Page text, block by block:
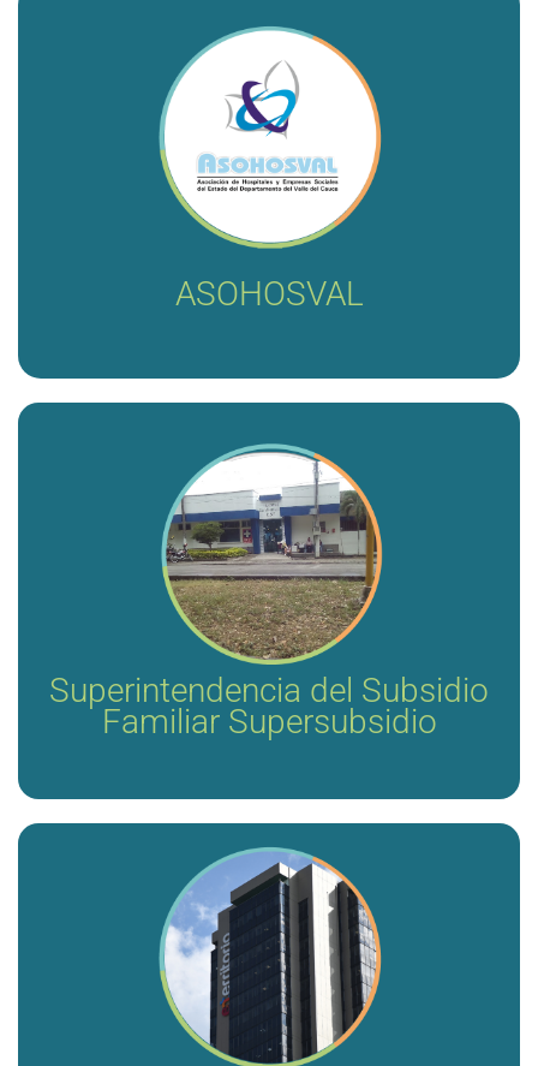
ASOHOSVAL
Diseño e implementación y gestión del proceso de
costeo en seis (6) hospitales asociados a Asohosval
1. Hospital Santa Catalina del Cairo
2. Hospital Nuestra Señora de los Santos de la
Victoria
3. Hospital San Roque de Guacarí
4. Hospital Santa Margarita de la Cumbre
5. Hospital Pedro Sáenz de Ulloa
6. Hospital Isaías Duarte Cancino de Cali
Superintendencia del Subsidio
Familiar Supersubsidio
Realizar un estudio de las caja de compensación
familiar (CCF) que tienen habilitada la prestación de
servicios de aseguramiento en el régimen subsidiado
del Sistemas General de Seguridad Social en Salud
(SGSSS) que incluyan análisis de los programas de
salud mediante Instituciones Prestadoras de
Servicios de Salud propias que tienen estas mismas
CCF.
Recolectar, sistematizar y analizar información para
evaluar el efecto de las intervenciones del acuerdo de
subvención No. COL-H-FONADE 1062 (Convenio No.
216146) Suscrito con el Fondo Mundial. (VIH)